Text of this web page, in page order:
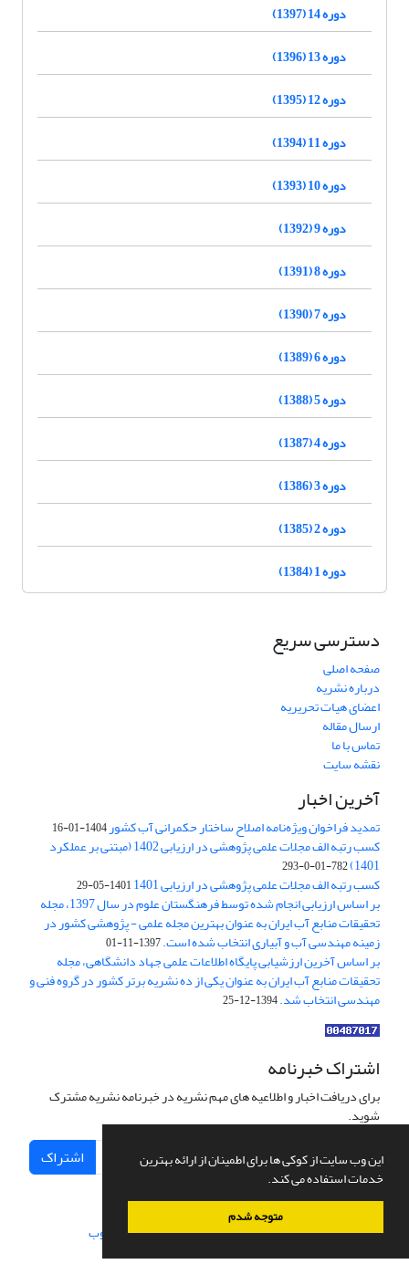
این وب سایت از کوکی ها برای اطمینان از ارائه بهترین
خدمات استفاده می کند.
متوجه شدم
دوره 14 (1397)
دوره 13 (1396)
دوره 12 (1395)
دوره 11 (1394)
دوره 10 (1393)
دوره 9 (1392)
دوره 8 (1391)
دوره 7 (1390)
دوره 6 (1389)
دوره 5 (1388)
دوره 4 (1387)
دوره 3 (1386)
دوره 2 (1385)
دوره 1 (1384)
دسترسی سریع
صفحه اصلی
درباره نشریه
اعضای هیات تحریریه
ارسال مقاله
تماس با ما
نقشه سایت
آخرین اخبار
تمدید فراخوان ویژه‌نامه اصلاح ساختار حکمرانی آب کشور1404-01-16
کسب رتبه الف مجلات علمی پژوهشی در ارزیابی 1402 (مبتنی بر عملکرد
1401)
782-01-0-293
کسب رتبه الف مجلات علمی پژوهشی در ارزیابی 1401 1401-05-29
بر اساس ارزیابی انجام شده توسط فرهنگستان علوم در سال 1397، مجله
تحقیقات منابع آب ایران به عنوان بهترین مجله علمی - پژوهشی کشور در
زمینه مهندسی آب و آبیاری انتخاب شده است.1397-11-01
بر اساس آخرین ارزشیابی پایگاه اطلاعات علمی جهاد دانشگاهی، مجله
تحقیقات منابع آب ایران به عنوان یکی از ده نشریه برتر کشور در گروه فنی و
مهندسی انتخاب شد.1394-12-25
اشتراک خبرنامه
برای دریافت اخبار و اطلاعیه های مهم نشریه در خبرنامه نشریه مشترک
شوید.
اشتراک
سامانه مدیریت نشریات علمی.طراحی و پیاده سازی از سیناوب